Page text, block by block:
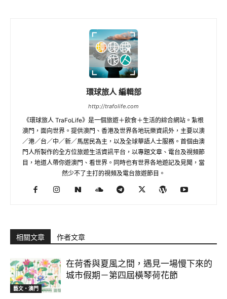
環球旅人 編輯部
http://trafolife.com
《環球旅人 TraFoLife》是一個旅遊＋飲食＋生活的綜合網站。紮根
澳門，面向世界。提供澳門、香港及世界各地玩樂資訊外，主要以澳
／港／台／中／新／馬居民為主，以及全球華語人士服務。首個由澳
門人所製作的全方位旅遊生活資訊平台，以專題文章、電台及視頻節
目，地道人帶你遊澳門、看世界。同時也有世界各地遊記及見聞，當
然少不了主打的視頻及電台旅遊節目。
相關文章 作者文章
藝文‧澳門
在荷香與夏風之間，遇見一場慢下來的
城市假期－第四屆橫琴荷花節